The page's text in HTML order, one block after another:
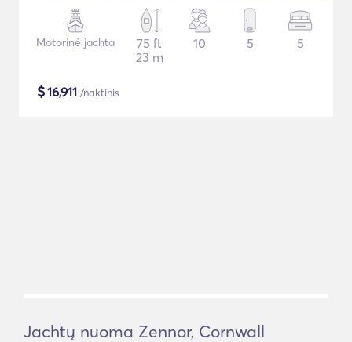
Motorinė jachta
75 ft
23 m
10 5 5
$16,911 /naktinis
Jachtų nuoma Zennor, Cornwall